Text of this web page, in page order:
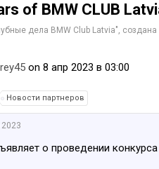
of BMW CLUB
дела BMW Club Latvia",
on 8 апр 2023 в 03:00
Новости партнеров
2023
о проведении конкурса